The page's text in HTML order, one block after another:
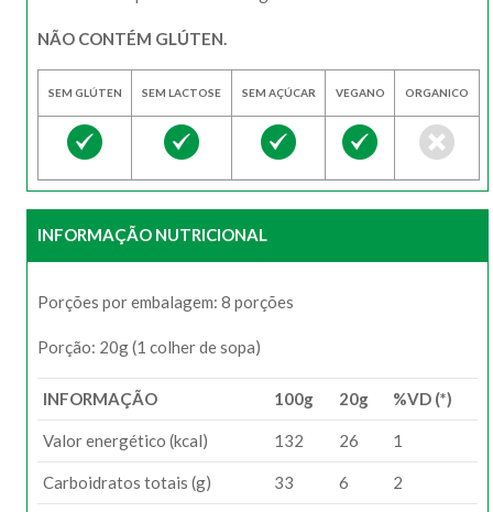
NÃO CONTÉM GLÚTEN.
SEM GLÚTEN SEM LACTOSE SEM AÇÚCAR VEGANO ORGANICO
INFORMAÇÃO NUTRICIONAL
Porções por embalagem: 8 porções
Porção: 20g (1 colher de sopa)
INFORMAÇÃO 100g 20g %VD (*)
Valor energético (kcal) 132 26 1
Carboidratos totais (g) 33 6 2